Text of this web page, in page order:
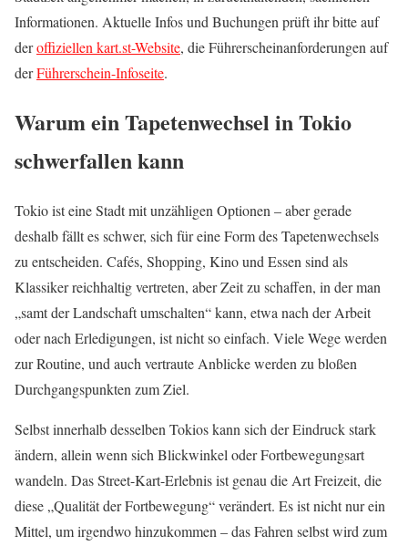
Informationen. Aktuelle Infos und Buchungen prüft ihr bitte auf
deroffiziellen kart.st-Website, die Führerscheinanforderungen auf
derFührerschein-Infoseite.
Warum ein Tapetenwechsel in Tokio
schwerfallen kann
Tokio ist eine Stadt mit unzähligen Optionen – aber gerade
deshalb fällt es schwer, sich für eine Form des Tapetenwechsels
zu entscheiden. Cafés, Shopping, Kino und Essen sind als
Klassiker reichhaltig vertreten, aber Zeit zu schaffen, in der man
„samt der Landschaft umschalten“ kann, etwa nach der Arbeit
oder nach Erledigungen, ist nicht so einfach. Viele Wege werden
zur Routine, und auch vertraute Anblicke werden zu bloßen
Durchgangspunkten zum Ziel.
Selbst innerhalb desselben Tokios kann sich der Eindruck stark
ändern, allein wenn sich Blickwinkel oder Fortbewegungsart
wandeln. Das Street-Kart-Erlebnis ist genau die Art Freizeit, die
diese „Qualität der Fortbewegung“ verändert. Es ist nicht nur ein
Mittel, um irgendwo hinzukommen – das Fahren selbst wird zum